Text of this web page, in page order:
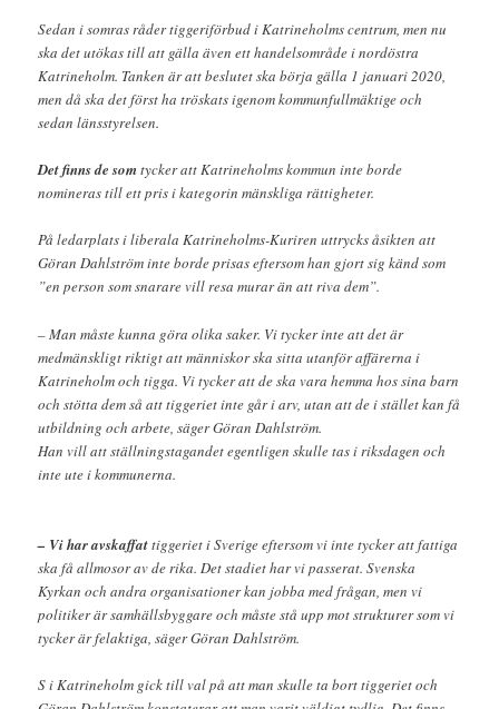
Sedan i somras råder tiggeriförbud i Katrineholms centrum, men nu
ska det utökas till att gälla även ett handelsområde i nordöstra
Katrineholm. Tanken är att beslutet ska börja gälla 1 januari 2020,
men då ska det först ha tröskats igenom kommunfullmäktige och
sedan länsstyrelsen.
Det finns de somtycker att Katrineholms kommun inte borde
nomineras till ett pris i kategorin mänskliga rättigheter.
På ledarplats i liberala Katrineholms-Kuriren uttrycks åsikten att
Göran Dahlström inte borde prisas eftersom han gjort sig känd som
”en person som snarare vill resa murar än att riva dem”.
– Man måste kunna göra olika saker. Vi tycker inte att det är
medmänskligt riktigt att människor ska sitta utanför affärerna i
Katrineholm och tigga. Vi tycker att de ska vara hemma hos sina barn
och stötta dem så att tiggeriet inte går i arv, utan att de i stället kan få
utbildning och arbete, säger Göran Dahlström.
Han vill att ställningstagandet egentligen skulle tas i riksdagen och
inte ute i kommunerna.
– Vi har avskaffattiggeriet i Sverige eftersom vi inte tycker att fattiga
ska få allmosor av de rika. Det stadiet har vi passerat. Svenska
Kyrkan och andra organisationer kan jobba med frågan, men vi
politiker är samhällsbyggare och måste stå upp mot strukturer som vi
tycker är felaktiga, säger Göran Dahlström.
S i Katrineholm gick till val på att man skulle ta bort tiggeriet och